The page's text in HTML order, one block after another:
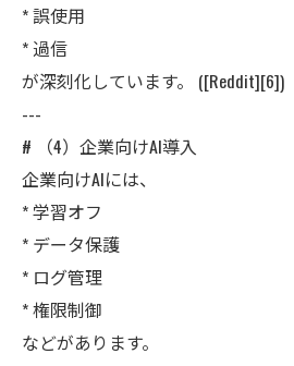
* 誤使用
* 過信
が深刻化しています。 ([Reddit][6])
---
# （4）企業向けAI導入
企業向けAIには、
* 学習オフ
* データ保護
* ログ管理
* 権限制御
などがあります。